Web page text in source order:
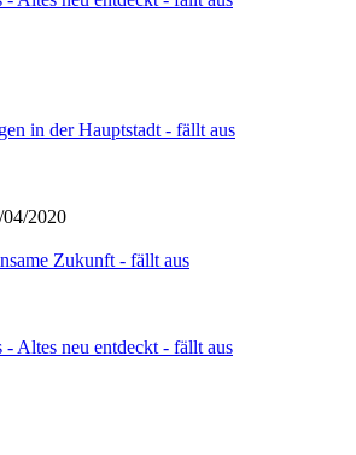
in der Hauptstadt - fällt aus
04/2020
Zukunft - fällt aus
- Altes neu entdeckt - fällt aus